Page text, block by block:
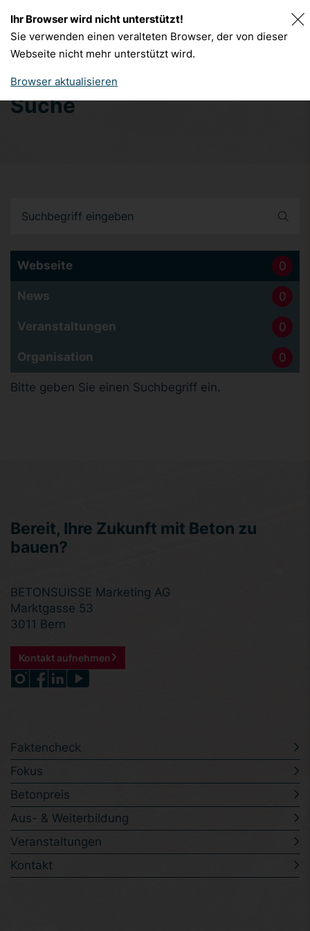
Suche
Webseite 0
News 0
Veranstaltungen 0
Organisation 0
Bitte geben Sie einen Suchbegriff ein.
Bereit, Ihre Zukunft mit Beton zu
bauen?
BETONSUISSE Marketing AG
Marktgasse 53
3011 Bern
Kontakt aufnehmen
Faktencheck
Fokus
Betonpreis
Aus- & Weiterbildung
Veranstaltungen
Kontakt
Ihr Browser wird nicht unterstützt!
Sie verwenden einen veralteten Browser, der von dieser
Webseite nicht mehr unterstützt wird.
Browser aktualisieren